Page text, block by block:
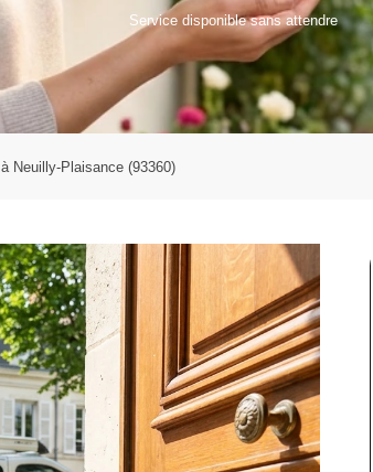
Service disponible sans attendre
Neuilly-Plaisance (93360)